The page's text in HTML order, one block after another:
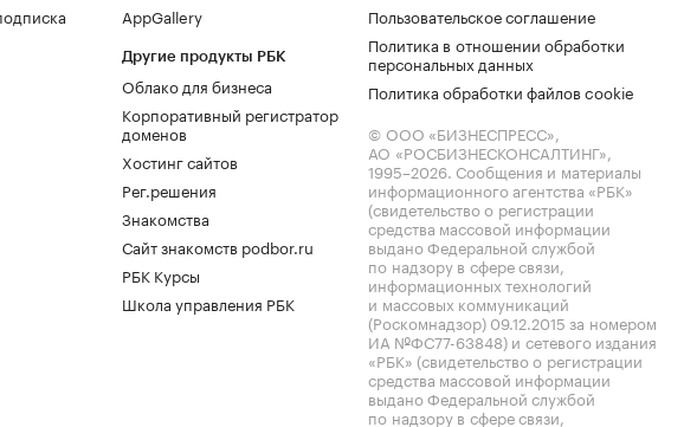
AppGallery
Другие продукты РБК
Облако для бизнеса
Корпоративный регистратор
доменов
Хостинг сайтов
Рег.решения
Знакомства
Сайт знакомств podbor.ru
РБК Курсы
Школа управления РБК
Пользовательское соглашение
Политика в отношении обработки
персональных данных
Политика обработки файлов cookie
© ООО «БИЗНЕСПРЕСС»,
АО «РОСБИЗНЕСКОНСАЛТИНГ»,
1995–2026. Сообщения и материалы
информационного агентства «РБК»
(свидетельство о регистрации
средства массовой информации
выдано Федеральной службой
по надзору в сфере связи,
информационных технологий
и массовых коммуникаций
(Роскомнадзор) 09.12.2015 за номером
ИА №ФС77-63848) и сетевого издания
«РБК» (свидетельство о регистрации
средства массовой информации
выдано Федеральной службой
по надзору в сфере связи,